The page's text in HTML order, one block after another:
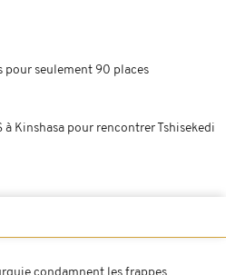
pour seulement 90 places
à Kinshasa pour rencontrer Tshisekedi